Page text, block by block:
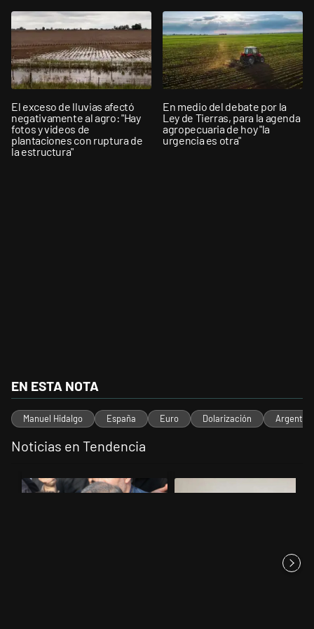
El exceso de lluvias afectó
negativamente al agro: "Hay
fotos y videos de
plantaciones con ruptura de
la estructura"
En medio del debate por la
Ley de Tierras, para la agenda
agropecuaria de hoy "la
urgencia es otra"
EN ESTA NOTA
Manuel Hidalgo España Euro Dolarización Argentina
Noticias en Tendencia
Un artículo de tendencia con el título "Irán nombró al ideólogo del
Un artículo de tendencia con el